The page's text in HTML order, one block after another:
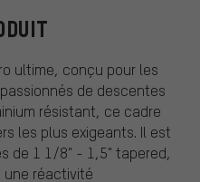
ultime, conçu pour les
de descentes
résistant, ce cadre
les plus exigeants. Il est
de 1 1/8" - 1,5" tapered,
une réactivité